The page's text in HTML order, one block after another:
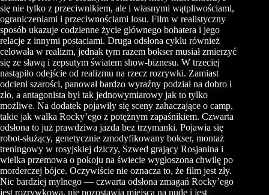
się nie tylko z przeciwnikiem, ale i własnymi wątpliwościami,
ograniczeniami i przeciwnościami losu. Film w realistyczny
sposób ukazuje codzienne życie głównego bohatera i jego
relacje z innymi postaciami. Druga odsłona cyklu również
celowała w realizm, jednak tym razem bokser musiał zmierzyć
się ze sławą i zepsutym światem show-biznesu. W trzeciej
nastąpiło odejście od realizmu na rzecz rozrywki. Zamiast
odcieni szarości, panował bardzo wyraźny podział na dobro i
zło, a antagonista był tak jednowymiarowy jak to tylko
możliwe. Na dodatek pojawiły się sceny zahaczające o camp,
takie jak walka Rocky’ego z potężnym zapaśnikiem. Czwarta
odsłona to już prawdziwa jazda bez trzymanki. Pojawia się
robot-służący, genetycznie zmodyfikowany bokser, montaż
treningowy w rosyjskiej dziczy, Szwed grający Rosjanina i
wielka przemowa o pokoju na świecie wygłoszona chwilę po
morderczej bójce. Oczywiście nie oznacza to, że film jest zły.
Nic bardziej mylnego — czwarta odsłona zmagań Rocky’ego
jest rozrywkowa, nie pozostawia miejsca na nudę i jest